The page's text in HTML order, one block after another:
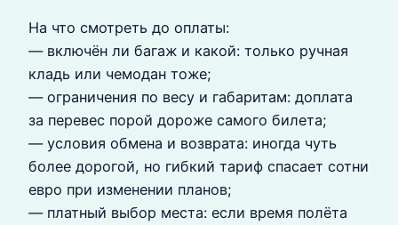
На что смотреть до оплаты:
— включён ли багаж и какой: только ручная
кладь или чемодан тоже;
— ограничения по весу и габаритам: доплата
за перевес порой дороже самого билета;
— условия обмена и возврата: иногда чуть
более дорогой, но гибкий тариф спасает сотни
евро при изменении планов;
— платный выбор места: если время полёта